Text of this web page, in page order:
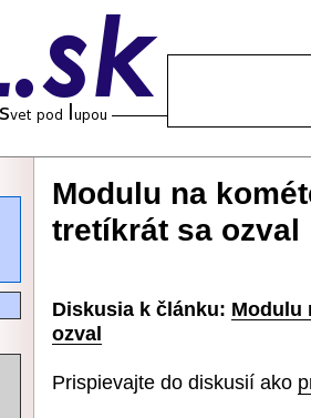
Modulu na
tretíkrát sa ozval
Diskusia k článku: Modulu
ozval
Prispievajte do diskusií ako